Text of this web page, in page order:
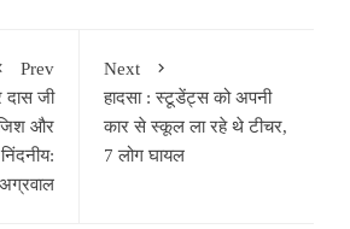
Prev
दास जी
और
Next
हादसा : स्टूडेंट्स को अपनी
कार से स्कूल ला रहे थे टीचर,
7 लोग घायल